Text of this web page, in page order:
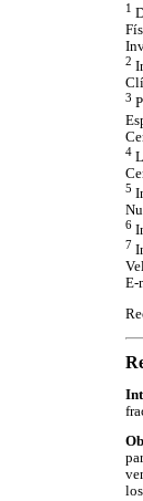
1
2
3
4
5
6
7
E-